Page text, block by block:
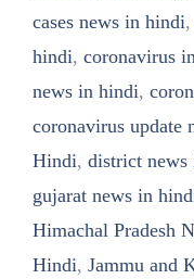
cases news in hindi,
hindi, coronavirus
news in hindi,
coronavirus update
Hindi, district
gujarat news in
Himachal Pradesh
Hindi, Jammu and